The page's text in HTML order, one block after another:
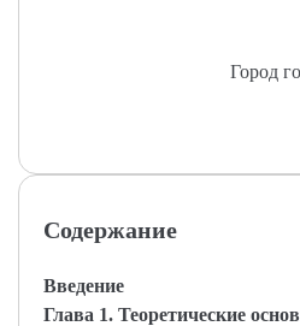
Город
Содержание
Введение
Глава 1. Теоретические